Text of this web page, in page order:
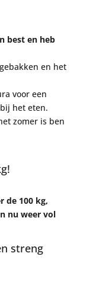
best en heb
en het
voor een
het eten.
zomer is ben
de 100 kg,
nu weer vol
streng